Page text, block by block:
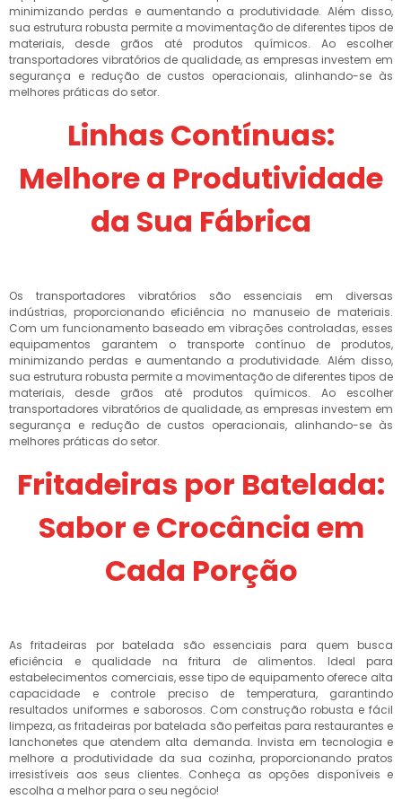
minimizando perdas e aumentando a produtividade. Além disso,
sua estrutura robusta permite a movimentação de diferentes tipos de
materiais, desde grãos até produtos químicos. Ao escolher
transportadores vibratórios de qualidade, as empresas investem em
segurança e redução de custos operacionais, alinhando-se às
melhores práticas do setor.
Linhas Contínuas:
Melhore a Produtividade
da Sua Fábrica
Os transportadores vibratórios são essenciais em diversas
indústrias, proporcionando eficiência no manuseio de materiais.
Com um funcionamento baseado em vibrações controladas, esses
equipamentos garantem o transporte contínuo de produtos,
minimizando perdas e aumentando a produtividade. Além disso,
sua estrutura robusta permite a movimentação de diferentes tipos de
materiais, desde grãos até produtos químicos. Ao escolher
transportadores vibratórios de qualidade, as empresas investem em
segurança e redução de custos operacionais, alinhando-se às
melhores práticas do setor.
Fritadeiras por Batelada:
Sabor e Crocância em
Cada Porção
As fritadeiras por batelada são essenciais para quem busca
eficiência e qualidade na fritura de alimentos. Ideal para
estabelecimentos comerciais, esse tipo de equipamento oferece alta
capacidade e controle preciso de temperatura, garantindo
resultados uniformes e saborosos. Com construção robusta e fácil
limpeza, as fritadeiras por batelada são perfeitas para restaurantes e
lanchonetes que atendem alta demanda. Invista em tecnologia e
melhore a produtividade da sua cozinha, proporcionando pratos
irresistíveis aos seus clientes. Conheça as opções disponíveis e
escolha a melhor para o seu negócio!